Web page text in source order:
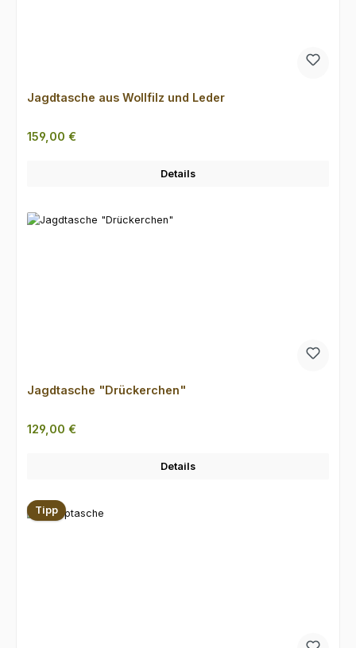
Jagdtasche aus Wollfilz und Leder
Regulärer Preis:
159,00 €
Details
Jagdtasche "Drückerchen"
Regulärer Preis:
129,00 €
Details
Tipp